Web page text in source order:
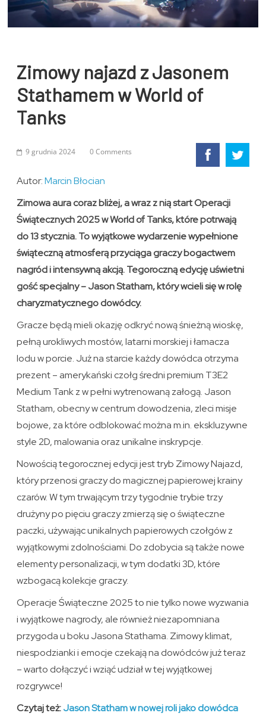
Zimowy najazd z Jasonem
Stathamem w World of
Tanks
9 grudnia 2024 0 Comments
Autor:Marcin Błocian
Zimowa aura coraz bliżej, a wraz z nią start Operacji
Świątecznych 2025 w World of Tanks, które potrwają
do 13 stycznia. To wyjątkowe wydarzenie wypełnione
świąteczną atmosferą przyciąga graczy bogactwem
nagród i intensywną akcją. Tegoroczną edycję uświetni
gość specjalny – Jason Statham, który wcieli się w rolę
charyzmatycznego dowódcy.
Gracze będą mieli okazję odkryć nową śnieżną wioskę,
pełną urokliwych mostów, latarni morskiej i łamacza
lodu w porcie. Już na starcie każdy dowódca otrzyma
prezent – amerykański czołg średni premium T3E2
Medium Tank z w pełni wytrenowaną załogą. Jason
Statham, obecny w centrum dowodzenia, zleci misje
bojowe, za które odblokować można m.in. ekskluzywne
style 2D, malowania oraz unikalne inskrypcje.
Nowością tegorocznej edycji jest tryb Zimowy Najazd,
który przenosi graczy do magicznej papierowej krainy
czarów. W tym trwającym trzy tygodnie trybie trzy
drużyny po pięciu graczy zmierzą się o świąteczne
paczki, używając unikalnych papierowych czołgów z
wyjątkowymi zdolnościami. Do zdobycia są także nowe
elementy personalizacji, w tym dodatki 3D, które
wzbogacą kolekcje graczy.
Operacje Świąteczne 2025 to nie tylko nowe wyzwania
i wyjątkowe nagrody, ale również niezapomniana
przygoda u boku Jasona Stathama. Zimowy klimat,
niespodzianki i emocje czekają na dowódców już teraz
– warto dołączyć i wziąć udział w tej wyjątkowej
rozgrywce!
Czytaj też:Jason Statham w nowej roli jako dowódca